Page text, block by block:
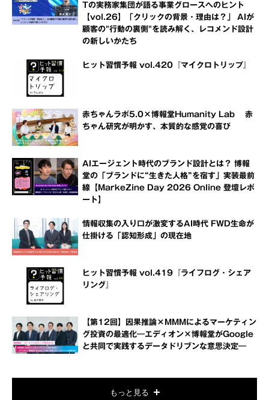
Tの実務家集団が語る事業グロースへのヒント
【vol.26】「クリックの背景・理由は？」 AIが
顧客の"行動の裏側"を読み解く、レコメンド設計
の新しいかたち
ヒット習慣予報 vol.420『マイクロトリップ』
赤ちゃんラボ5.0×博報堂Humanity Lab 赤
ちゃん研究が明かす、本質的な感覚の喜び
AIエージェント時代のブランド設計とは？ 博報
堂の「ブランドに“生きた人格”を宿す」実装最前
線【MarkeZine Day 2026 Online 登壇レポ
ート】
情報収集の入り口が激変するAI時代 FWD生命が
仕掛ける「認知形成」の現在地
ヒット習慣予報 vol.419『ライフログ・シェア
リング』
【第12回】因果推論×MMMによるマーケティン
グ投資の最適化―エディオン×博報堂がGoogle
と共同で実践するデータドリブンな意思決定―
もっと見る